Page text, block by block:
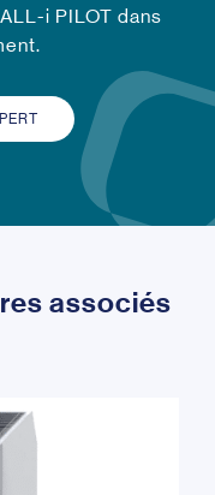
i PILOT dans
associés